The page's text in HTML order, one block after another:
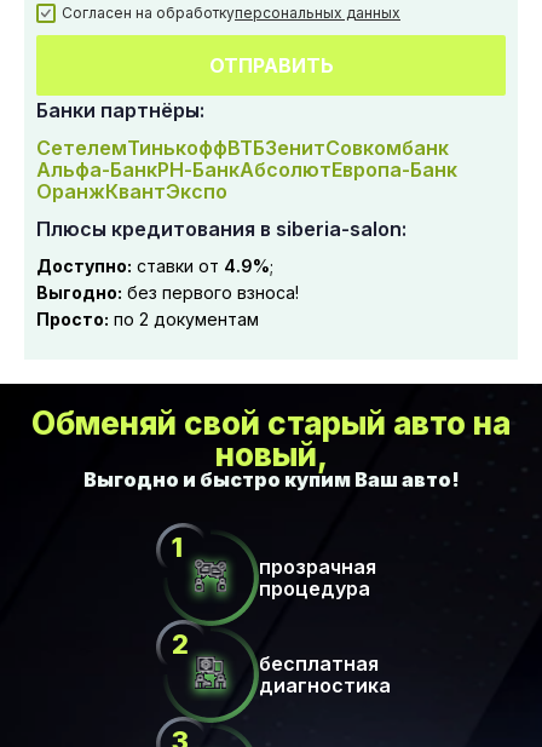
Согласен на обработкуперсональных данных
ОТПРАВИТЬ
Банки партнёры:
СетелемТинькоффВТБЗенитСовкомбанк
Альфа-БанкРН-БанкАбсолютЕвропа-Банк
ОранжКвантЭкспо
Плюсы кредитования в siberia-salon:
Доступно: ставки от 4.9%;
Выгодно: без первого взноса!
Просто: по 2 документам
Обменяй свой старый авто на
новый,
прозрачная
процедура
бесплатная
диагностика